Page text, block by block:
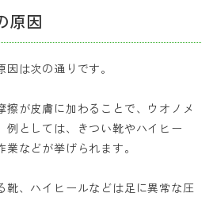
原因
は次の通りです。
擦が皮膚に加わることで、ウオノメ
例としては、きつい靴やハイヒー
などが挙げられます。
靴、ハイヒールなどは足に異常な圧